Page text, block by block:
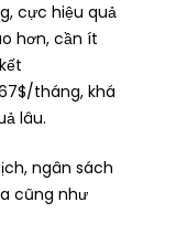
cực hiệu quả
hơn, cần ít
tháng, khá
lâu.
ngân sách
cũng như